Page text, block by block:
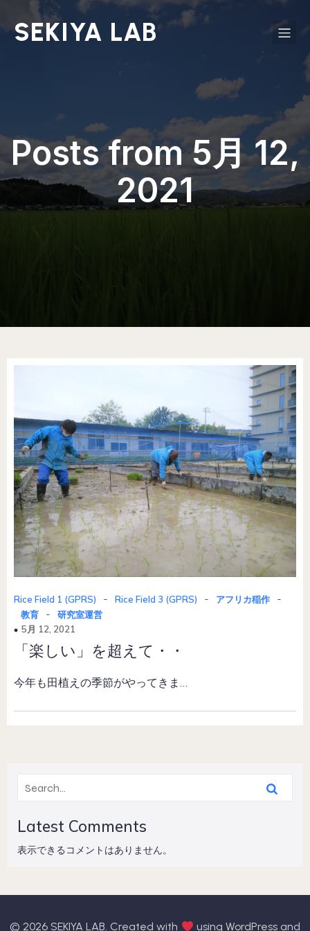
SEKIYA LAB
Posts from 5月 12,
2021
Rice Field 1 (GPRS) - Rice Field 3 (GPRS) - アフリカ稲作 -
教育 -
研究室運営
5月 12, 2021
「楽しい」を超えて・・
今年も田植えの季節がやってきま…
Latest Comments
表示できるコメントはありません。
© 2026 SEKIYA LAB. Created with using WordPress and